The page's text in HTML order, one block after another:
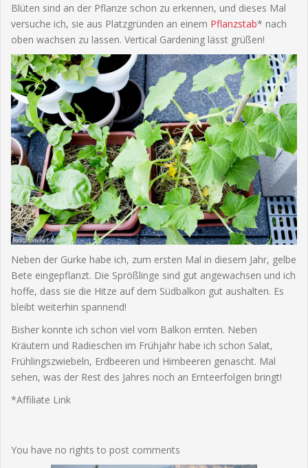
Blüten sind an der Pflanze schon zu erkennen, und dieses Mal
versuche ich, sie aus Platzgründen an einem Pflanzstab* nach
oben wachsen zu lassen. Vertical Gardening lässt grüßen!
Neben der Gurke habe ich, zum ersten Mal in diesem Jahr, gelbe
Bete eingepflanzt. Die Sprößlinge sind gut angewachsen und ich
hoffe, dass sie die Hitze auf dem Südbalkon gut aushalten. Es
bleibt weiterhin spannend!
Bisher konnte ich schon viel vom Balkon ernten. Neben
Kräutern und Radieschen im Frühjahr habe ich schon Salat,
Frühlingszwiebeln, Erdbeeren und Himbeeren genascht. Mal
sehen, was der Rest des Jahres noch an Ernteerfolgen bringt!
*Affiliate Link
You have no rights to post comments